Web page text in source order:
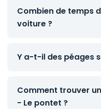
Combien de temps
voiture ?
Y a-t-il des péages
Comment trouver
- Le pontet ?